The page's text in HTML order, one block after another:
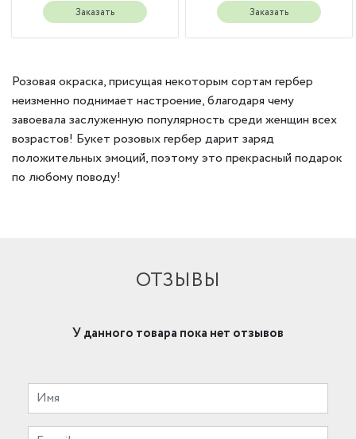
Заказать Заказать
Розовая окраска, присущая некоторым сортам гербер
неизменно поднимает настроение, благодаря чему
завоевала заслуженную популярность среди женщин всех
возрастов! Букет розовых гербер дарит заряд
положительных эмоций, поэтому это прекрасный подарок
по любому поводу!
ОТЗЫВЫ
У данного товара пока нет отзывов